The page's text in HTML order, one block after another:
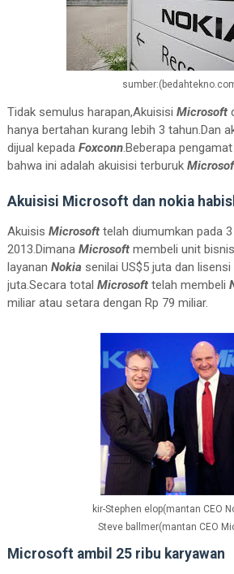
Tidak semulus harapan,Akuisisi Microsoft
hanya bertahan kurang lebih 3 tahun.Dan
dijual kepada Foxconn.Beberapa
bahwa ini adalah akuisisi terburuk
Akuisisi Microsoft dan nokia
Akuisis Microsofttelah diumumkan pada
2013.Dimana Microsoftmembeli unit
layanan Nokia senilai US$5 juta dan lisensi
juta.Secara total Microsofttelah membeli
miliar atau setara dengan Rp 79 miliar.
kir-Stephen elop(mantan CEO
Steve ballmer(mantan CEO
Microsoft ambil 25 ribu karyawan